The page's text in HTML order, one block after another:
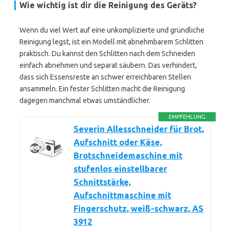
Wie wichtig ist dir die Reinigung des Geräts?
Wenn du viel Wert auf eine unkomplizierte und gründliche
Reinigung legst, ist ein Modell mit abnehmbarem Schlitten
praktisch. Du kannst den Schlitten nach dem Schneiden
einfach abnehmen und separat säubern. Das verhindert,
dass sich Essensreste an schwer erreichbaren Stellen
ansammeln. Ein fester Schlitten macht die Reinigung
dagegen manchmal etwas umständlicher.
EMPFEHLUNG
Severin Allesschneider für Brot,
Aufschnitt oder Käse,
Brotschneidemaschine mit
stufenlos einstellbarer
Schnittstärke,
Aufschnittmaschine mit
Fingerschutz, weiß-schwarz, AS
3912